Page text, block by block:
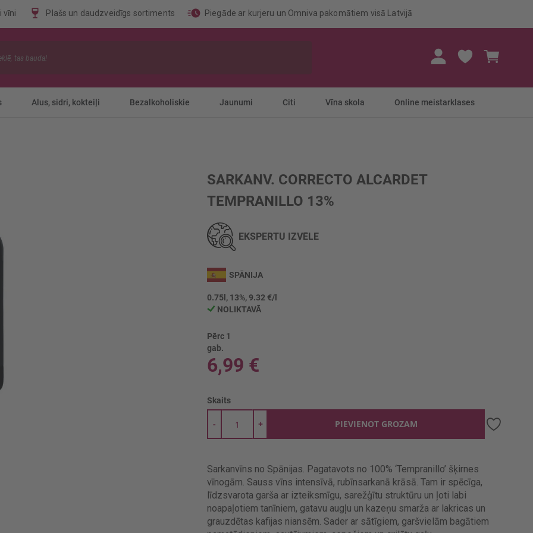
vīni Plašs un daudzveidīgs sortiments Piegāde ar kurjeru un Omniva pakomātiem visā Latvijā
Alus, sidri, kokteiļi Bezalkoholiskie Jaunumi Citi Vīna skola Online meistarklases
SARKANV. CORRECTO ALCARDET
TEMPRANILLO 13%
EKSPERTU IZVĒLE
SPĀNIJA
0.75l, 13%, 9.32 €/l
NOLIKTAVĀ
Pērc 1
gab.
6,99 €
Skaits
+
- PIEVIENOT GROZAM
Sarkanvīns no Spānijas. Pagatavots no 100% ‘Tempranillo’ šķirnes
vīnogām. Sauss vīns intensīvā, rubīnsarkanā krāsā. Tam ir spēcīga,
līdzsvarota garša ar izteiksmīgu, sarežģītu struktūru un ļoti labi
noapaļotiem tanīniem, gatavu augļu un kazeņu smarža ar lakricas un
grauzdētas kafijas niansēm. Sader ar sātīgiem, garšvielām bagātiem